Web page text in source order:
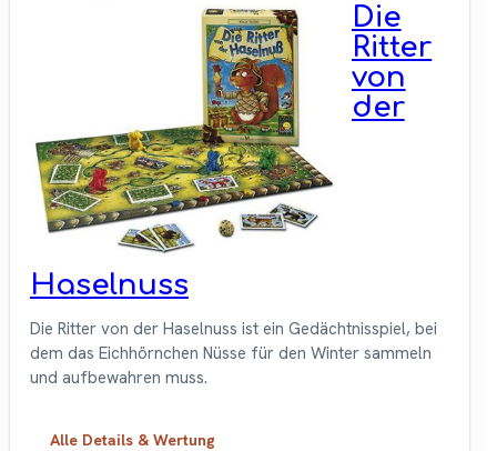
Die
Ritter
von
der
Haselnuss
Die Ritter von der Haselnuss ist ein Gedächtnisspiel, bei
dem das Eichhörnchen Nüsse für den Winter sammeln
und aufbewahren muss.
Alle Details & Wertung